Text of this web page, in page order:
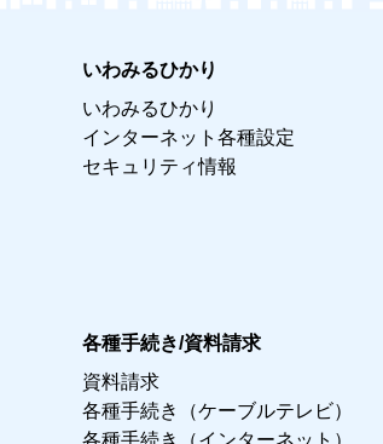
いわみるひかり
いわみるひかり
インターネット各種設定
セキュリティ情報
各種手続き/資料請求
資料請求
各種手続き（ケーブルテレビ）
各種手続き（インターネット）